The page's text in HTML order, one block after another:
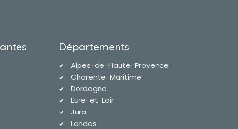
Départements
Alpes-de-Haute-Provence
Charente-Maritime
Dordogne
Eure-et-Loir
Jura
Landes